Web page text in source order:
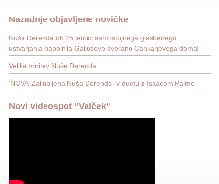
Nazadnje objavljene novičke
Nuša Derenda ob 25 letnici samostojnega glasbenega
ustvarjanja napolnila Gallusovo dvorano Cankarjevega doma!
Velika vrnitev Nuše Derenda
‘NOVA’ Zaljubljena Nuša Derenda- v duetu z Isaacom Palmo
Novi videospot “Valček”